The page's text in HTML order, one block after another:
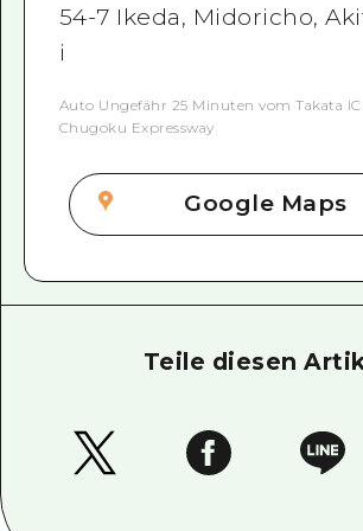
54-7 Ikeda, Midoricho,
i
Auto Ungefähr 25 Minuten vom Takata
Chugoku Expressway
Google Maps
Teile diesen